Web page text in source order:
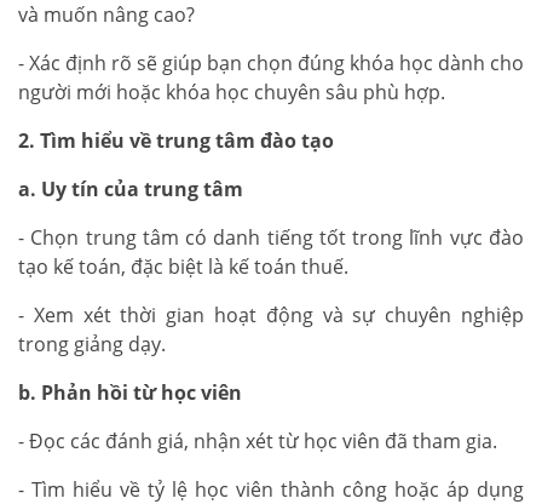
và muốn nâng cao?
- Xác định rõ sẽ giúp bạn chọn đúng khóa học dành cho
người mới hoặc khóa học chuyên sâu phù hợp.
2. Tìm hiểu về trung tâm đào tạo
a. Uy tín của trung tâm
- Chọn trung tâm có danh tiếng tốt trong lĩnh vực đào
tạo kế toán, đặc biệt là kế toán thuế.
- Xem xét thời gian hoạt động và sự chuyên nghiệp
trong giảng dạy.
b. Phản hồi từ học viên
- Đọc các đánh giá, nhận xét từ học viên đã tham gia.
- Tìm hiểu về tỷ lệ học viên thành công hoặc áp dụng